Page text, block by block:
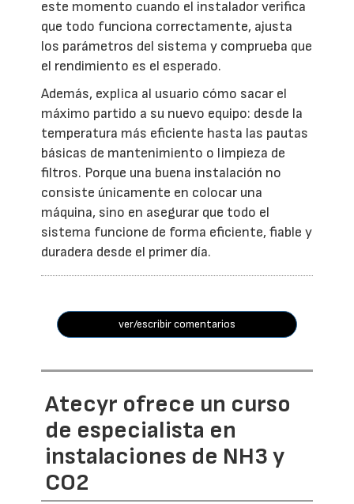
este momento cuando el instalador verifica
que todo funciona correctamente, ajusta
los parámetros del sistema y comprueba que
el rendimiento es el esperado.
Además, explica al usuario cómo sacar el
máximo partido a su nuevo equipo: desde la
temperatura más eficiente hasta las pautas
básicas de mantenimiento o limpieza de
filtros. Porque una buena instalación no
consiste únicamente en colocar una
máquina, sino en asegurar que todo el
sistema funcione de forma eficiente, fiable y
duradera desde el primer día.
ver/escribir comentarios
Atecyr ofrece un curso
de especialista en
instalaciones de NH3 y
CO2